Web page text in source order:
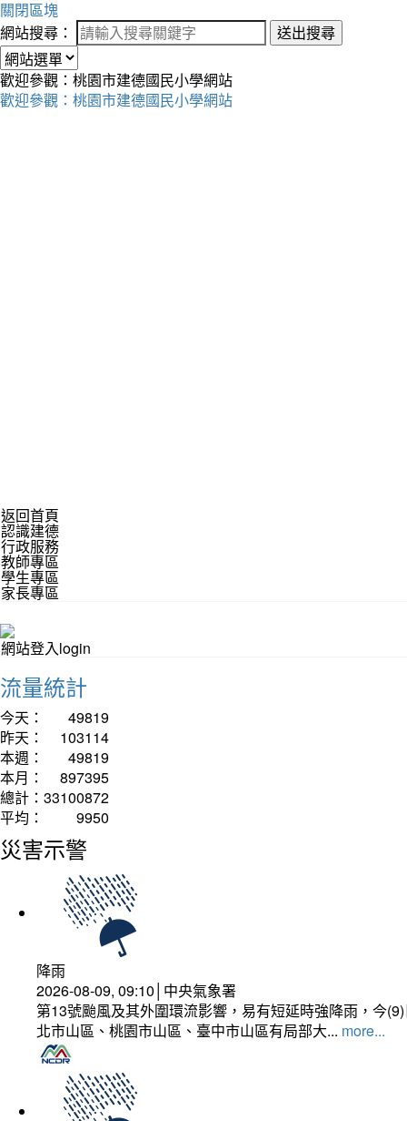
關閉區塊
網站搜尋：
送出搜尋
歡迎參觀：桃園市建德國民小學網站
歡迎參觀：桃園市建德國民小學網站
返回首頁
認識建德
行政服務
教師專區
學生專區
家長專區
網站登入login
流量統計
今天：
49819
昨天：
103114
本週：
49819
本月：
897395
總計： 33100872
平均：
9950
災害示警
降雨
2026-08-09, 09:10│中央氣象署
第13號颱風及其外圍環流影響，易有短延時強降雨，今
北市山區、桃園市山區、臺中市山區有局部大... more...